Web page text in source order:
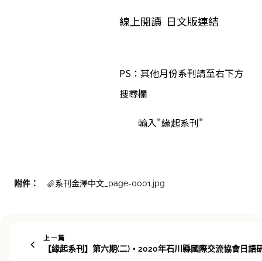
線上閱讀 日文版連結
PS：其他月份系刊請至右下方
搜尋欄
輸入"緣起系刊"
附件： 系刊金澤中文_page-0001.jpg
上一篇
【緣起系刊】第六期(二)・2020年石川縣國際交流協會日語